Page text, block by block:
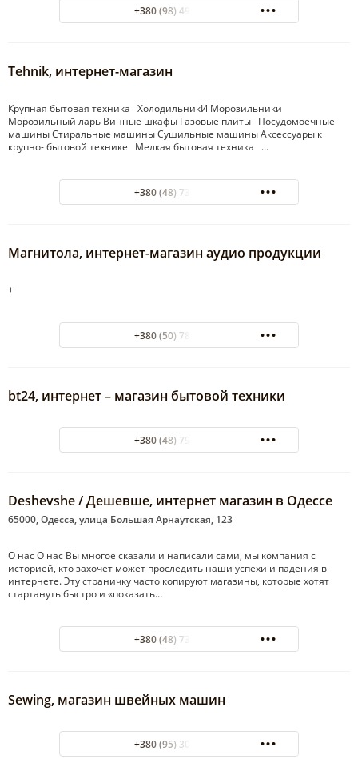
+380 (98) 495-07-40
Tehnik, интернет-магазин
Крупная бытовая техника ХолодильникИ Морозильники
Морозильный ларь Винные шкафы Газовые плиты Посудомоечные
машины Стиральные машины Сушильные машины Аксессуары к
крупно- бытовой технике Мелкая бытовая техника …
+380 (48) 737-39-01
Магнитола, интернет-магазин аудио продукции
+
+380 (50) 789-28-92
bt24, интернет – магазин бытовой техники
+380 (48) 794-22-71
Deshevshe / Дешевше, интернет магазин в Одессе
65000, Одесса, улица Большая Арнаутская, 123
О нас О нас Вы многое сказали и написали сами, мы компания с
историей, кто захочет может проследить наши успехи и падения в
интернете. Эту страничку часто копируют магазины, которые хотят
стартануть быстро и «показать…
+380 (48) 737-88-40
Sewing, магазин швейных машин
+380 (95) 304-20-05